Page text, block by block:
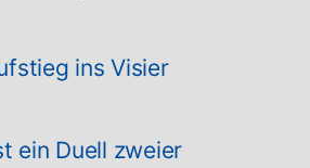
ins Visier
ein Duell zweier